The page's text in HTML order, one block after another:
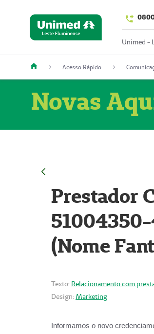
Unimed -
Acesso Rápido
Novas
Prestador
(Nome
Texto: Relacionamento com
Design: Marketing
Informamos o novo